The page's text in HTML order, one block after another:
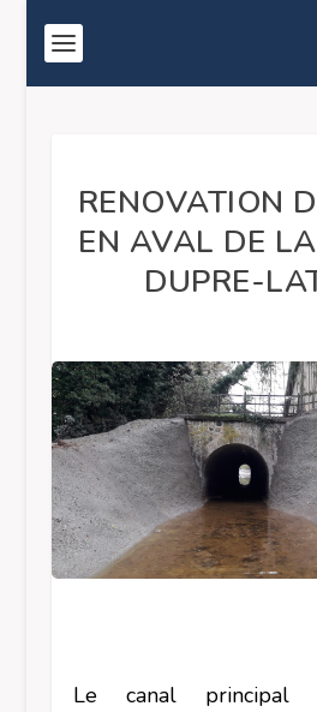
RENOVATION
EN AVAL DE
DUPRE-
Le canal principal